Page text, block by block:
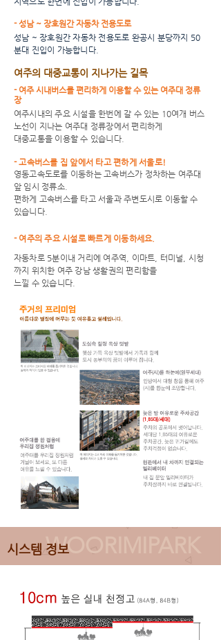
- 성남 ~ 장호원간 자동차 전용도로
성남 ~ 장호원간 자동차 전용도로 완공시 분당까지 50
분대 진입이 가능합니다.
여주의 대중교통이 지나가는 길목
- 여주 시내버스를 편리하게 이용할 수 있는 여주대 정류
장
여주시내의 주요 시설을 한번에 갈 수 있는 10여개 버스
노선이 지나는 여주대 정류장에서 편리하게
대중교통을 이용할 수 있습니다.
영동고속도로를 이동하는 고속버스가 정차하는 여주대
앞 임시 정류소.
편하게 고속버스를 타고 서울과 주변도시로 이동할 수
있습니다.
- 고속버스를 집 앞에서 타고 편하게 서울로!
- 여주의 주요 시설로 빠르게 이동하세요.
자동차로 5분이내 거리에 여주역, 이마트, 터미널, 시청
까지 위치한 여주 강남 생활권의 편리함을
느낄 수 있습니다.
WOORIMIPARK
시스템 정보